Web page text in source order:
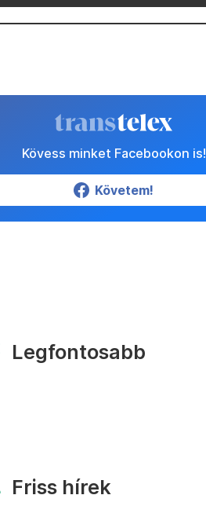
Kövess minket Facebookon is!
Követem!
Legfontosabb
Friss hírek